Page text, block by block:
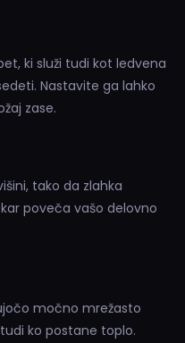
ki služi tudi kot ledvena
Nastavite ga lahko
zase.
tako da zlahka
poveča vašo delovno
močno mrežasto
ko postane toplo.